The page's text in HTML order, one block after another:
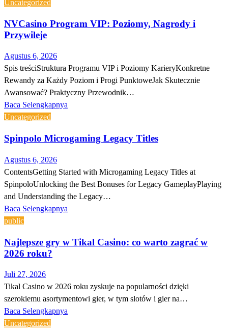
Uncategorized
NVCasino Program VIP: Poziomy, Nagrody i
Przywileje
Agustus 6, 2026
Spis treściStruktura Programu VIP i Poziomy KarieryKonkretne
Rewandy za Każdy Poziom i Progi PunktoweJak Skutecznie
Awansować? Praktyczny Przewodnik…
Baca Selengkapnya
Uncategorized
Spinpolo Microgaming Legacy Titles
Agustus 6, 2026
ContentsGetting Started with Microgaming Legacy Titles at
SpinpoloUnlocking the Best Bonuses for Legacy GameplayPlaying
and Understanding the Legacy…
Baca Selengkapnya
public
Najlepsze gry w Tikal Casino: co warto zagrać w
2026 roku?
Juli 27, 2026
Tikal Casino w 2026 roku zyskuje na popularności dzięki
szerokiemu asortymentowi gier, w tym slotów i gier na…
Baca Selengkapnya
Uncategorized